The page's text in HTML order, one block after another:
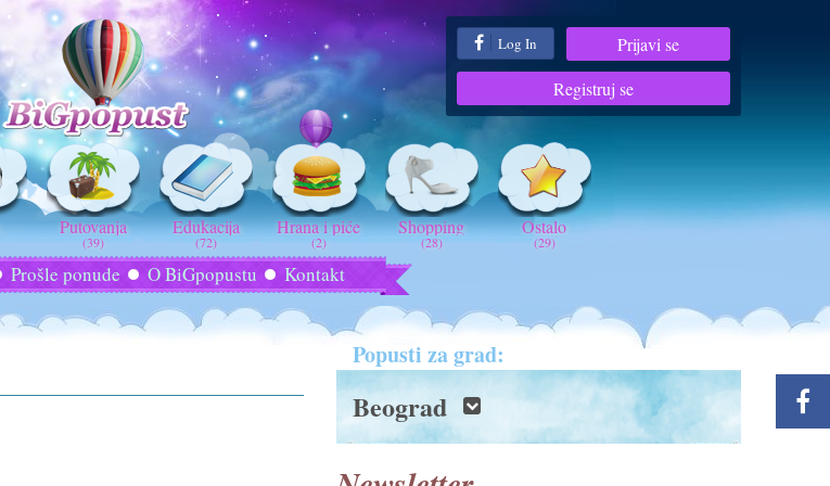
Log In
Prijavi se
Registruj se
Putovanja
(39)
Edukacija
(72)
Hrana i piće
(2)
Shopping
(28)
Ostalo
(29)
Prošle ponude O BiGpopustu Kontakt
Popusti za grad:
Beograd